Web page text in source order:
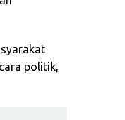
politik,